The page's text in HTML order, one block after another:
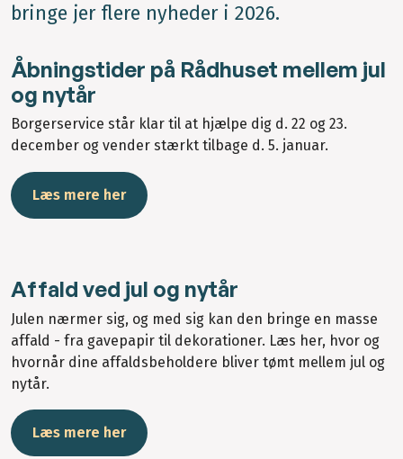
bringe jer flere nyheder i 2026.
Åbningstider på Rådhuset mellem jul
og nytår
Borgerservice står klar til at hjælpe dig d. 22 og 23.
december og vender stærkt tilbage d. 5. januar.
Læs mere her
Affald ved jul og nytår
Julen nærmer sig, og med sig kan den bringe en masse
affald - fra gavepapir til dekorationer. Læs her, hvor og
hvornår dine affaldsbeholdere bliver tømt mellem jul og
nytår.
Læs mere her